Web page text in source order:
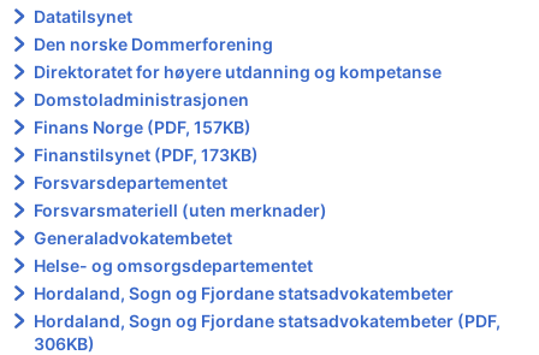
Datatilsynet
Den norske Dommerforening
Direktoratet for høyere utdanning og kompetanse
Domstoladministrasjonen
Finans Norge (PDF, 157KB)
Finanstilsynet (PDF, 173KB)
Forsvarsdepartementet
Forsvarsmateriell (uten merknader)
Generaladvokatembetet
Helse- og omsorgsdepartementet
Hordaland, Sogn og Fjordane statsadvokatembeter
Hordaland, Sogn og Fjordane statsadvokatembeter (PDF,
306KB)